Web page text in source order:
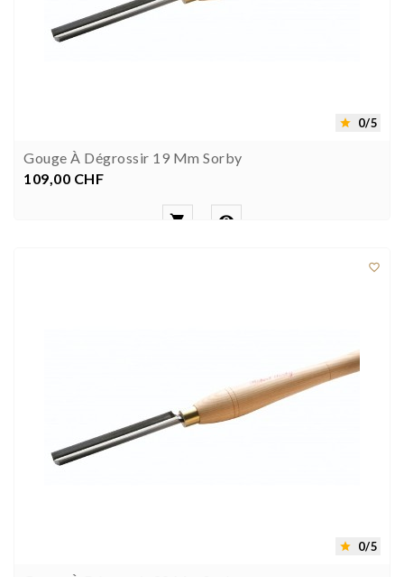
 0/5
Gouge À Dégrossir 19 Mm Sorby
Prix
109,00 CHF
 

 0/5